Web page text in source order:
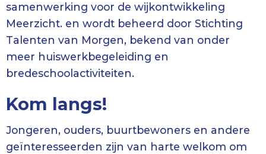
samenwerking voor de wijkontwikkeling
Meerzicht. en wordt beheerd door Stichting
Talenten van Morgen, bekend van onder
meer huiswerkbegeleiding en
bredeschoolactiviteiten.
Kom langs!
Jongeren, ouders, buurtbewoners en andere
geïnteresseerden zijn van harte welkom om